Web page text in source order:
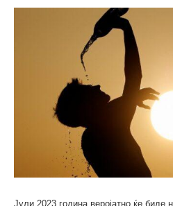
Јули 2023 година веројатно ќе биде